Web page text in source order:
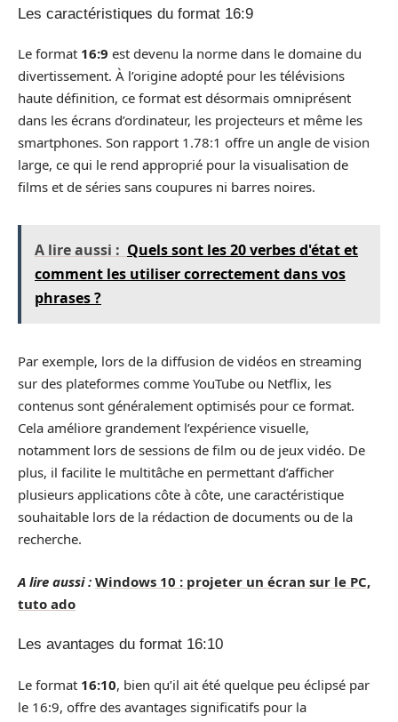
Les caractéristiques du format 16:9
Le format 16:9 est devenu la norme dans le domaine du
divertissement. À l’origine adopté pour les télévisions
haute définition, ce format est désormais omniprésent
dans les écrans d’ordinateur, les projecteurs et même les
smartphones. Son rapport 1.78:1 offre un angle de vision
large, ce qui le rend approprié pour la visualisation de
films et de séries sans coupures ni barres noires.
A lire aussi : Quels sont les 20 verbes d'état et
comment les utiliser correctement dans vos
phrases ?
Par exemple, lors de la diffusion de vidéos en streaming
sur des plateformes comme YouTube ou Netflix, les
contenus sont généralement optimisés pour ce format.
Cela améliore grandement l’expérience visuelle,
notamment lors de sessions de film ou de jeux vidéo. De
plus, il facilite le multitâche en permettant d’afficher
plusieurs applications côte à côte, une caractéristique
souhaitable lors de la rédaction de documents ou de la
recherche.
A lire aussi : Windows 10 : projeter un écran sur le PC,
tuto ado
Les avantages du format 16:10
Le format 16:10, bien qu’il ait été quelque peu éclipsé par
le 16:9, offre des avantages significatifs pour la